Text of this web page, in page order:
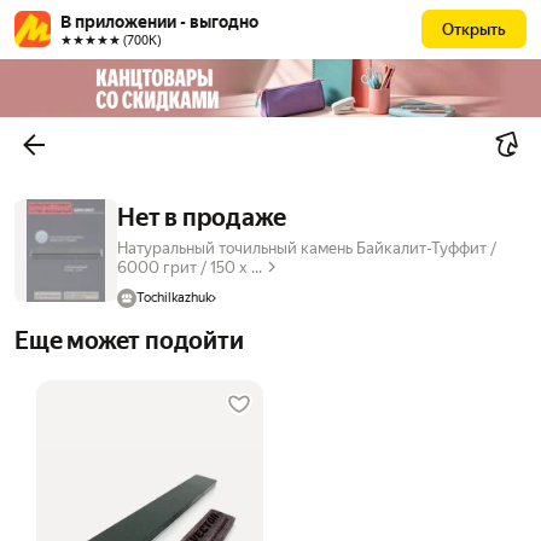
В приложении - выгодно
★★★★★ (700К)
Открыть
Нет в продаже
Натуральный точильный камень Байкалит-Туффит /
6000 грит / 150 х ...
Tochilkazhuk
Еще может подойти